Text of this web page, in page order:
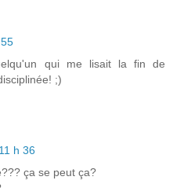
qui me lisait la fin de
;)
h 36
ça se peut ça?